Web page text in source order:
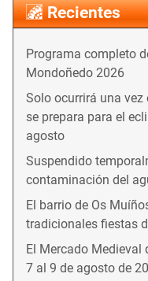
Recientes
Programa completo
Mondoñedo 2026
Solo ocurrirá una
se prepara para el
agosto
Suspendido
contaminación del
El barrio de Os
tradicionales fiestas
El Mercado Medieval
7 al 9 de agosto de